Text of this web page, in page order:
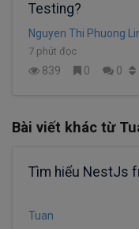
Testing?
Nguyen Thi Phuong
7 phút đọc
839 0 0
Bài viết khác từ
Tìm hiểu NestJs
Tuan